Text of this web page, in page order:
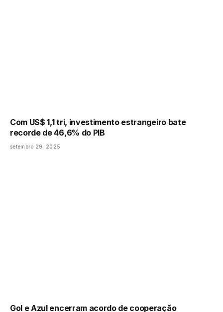
Com US$ 1,1 tri, investimento estrangeiro bate
recorde de 46,6% do PIB
setembro 29, 2025
Gol e Azul encerram acordo de cooperação